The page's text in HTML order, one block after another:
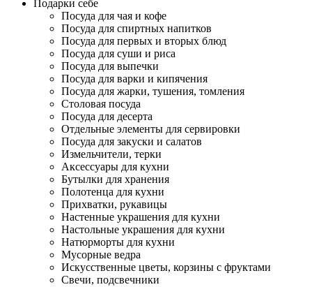
Подарки себе
Посуда для чая и кофе
Посуда для спиртных напитков
Посуда для первых и вторых блюд
Посуда для суши и риса
Посуда для выпечки
Посуда для варки и кипячения
Посуда для жарки, тушения, томления
Столовая посуда
Посуда для десерта
Отдельные элементы для сервировки
Посуда для закуски и салатов
Измельчители, терки
Аксессуары для кухни
Бутылки для хранения
Полотенца для кухни
Прихватки, рукавицы
Настенные украшения для кухни
Настольные украшения для кухни
Натюрморты для кухни
Мусорные ведра
Искусственные цветы, корзины с фруктами
Свечи, подсвечники